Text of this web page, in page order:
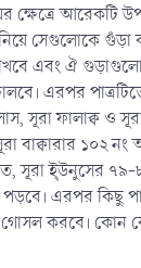
ক্ষেত্রে আরেকটি
সেগুলোকে
এবং ঐ
এরপর
সূরা ফালাক্ব ও
বাক্বারার ১০২
সূরা ই্‌উনুসের ৭৯-
এরপর কিছু
গোসল করবে। কোন